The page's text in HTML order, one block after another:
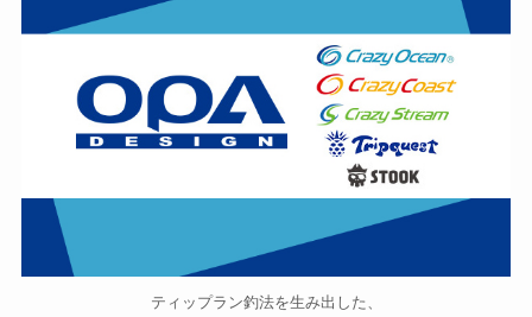
ティップラン釣法を生み出した、